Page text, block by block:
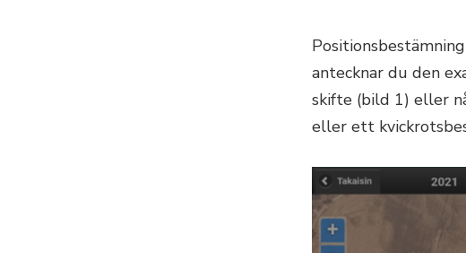
antecknar du den
skifte (bild 1) eller
eller ett